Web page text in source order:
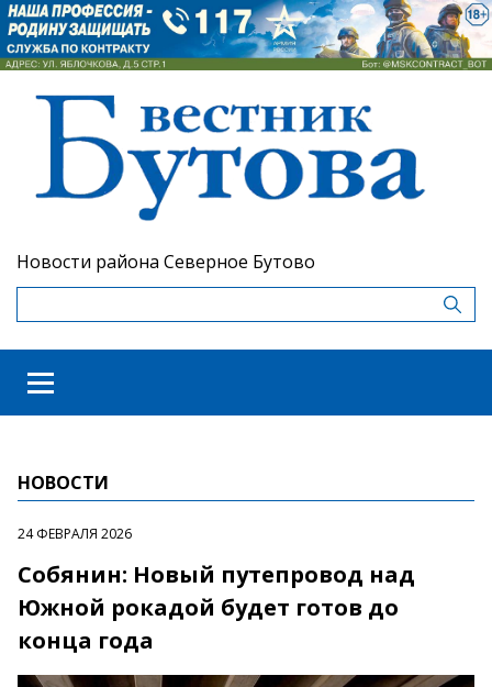
Новости района Северное Бутово
НОВОСТИ
24 ФЕВРАЛЯ 2026
Собянин: Новый путепровод над
Южной рокадой будет готов до
конца года